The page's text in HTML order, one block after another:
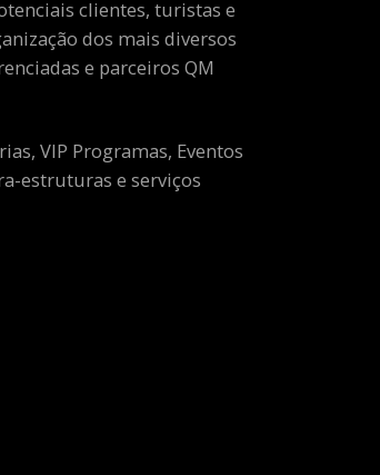
clientes, turistas e
dos mais diversos
e parceiros QM
VIP Programas, Eventos
estruturas e serviços